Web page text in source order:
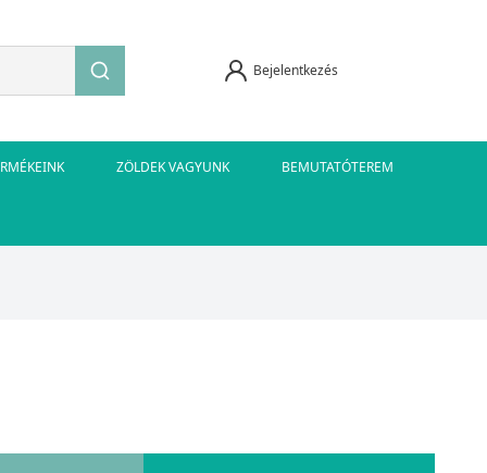
Bejelentkezés
ZÖLDEK VAGYUNK BEMUTATÓTEREM